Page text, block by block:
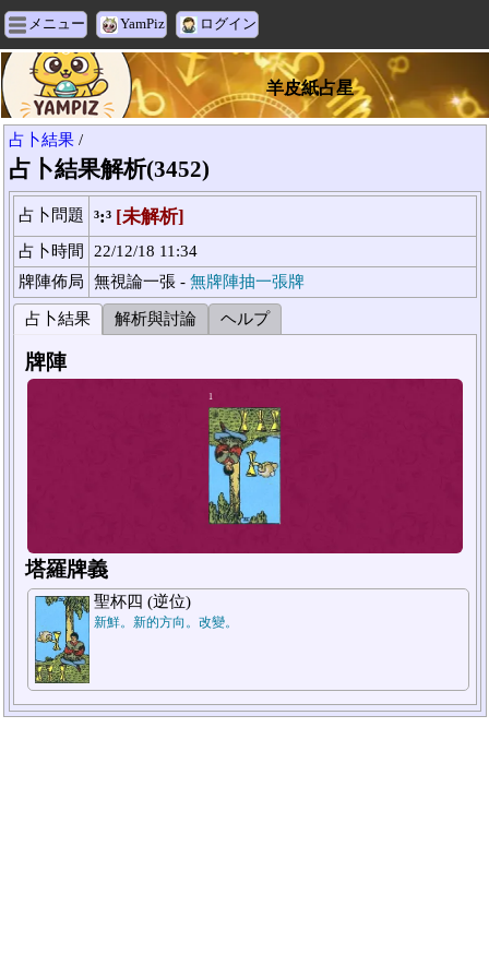
メニュー YamPiz ログイン
羊皮紙占星
占卜結果 /
占卜結果解析(3452)
占卜問題 ³:³ [未解析]
占卜時間
22/12/18 11:34
牌陣佈局
無視論一張 - 無牌陣抽一張牌
占卜結果 解析與討論 ヘルプ
牌陣
1
塔羅牌義
聖杯四 (逆位)
新鮮。新的方向。改變。